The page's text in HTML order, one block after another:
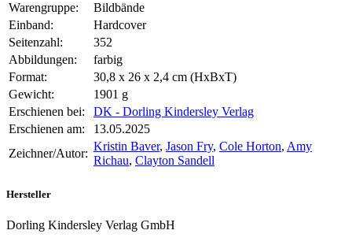
Warengruppe:
Bildbände
Einband:
Hardcover
Seitenzahl:
352
Abbildungen:
farbig
Format:
30,8 x 26 x 2,4 cm (HxBxT)
Gewicht:
1901 g
Erschienen bei:
DK - Dorling Kindersley Verlag
Erschienen am:
13.05.2025
Zeichner/Autor:
Kristin Baver, Jason Fry, Cole Horton, Amy
Richau, Clayton Sandell
Hersteller
Dorling Kindersley Verlag GmbH